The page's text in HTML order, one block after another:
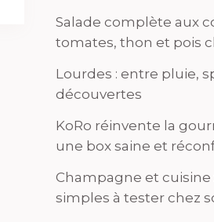
Salade complète aux
tomates, thon et pois
Lourdes : entre pluie,
découvertes
KoRo réinvente la
une box saine et
Champagne et cuisine
simples à tester chez